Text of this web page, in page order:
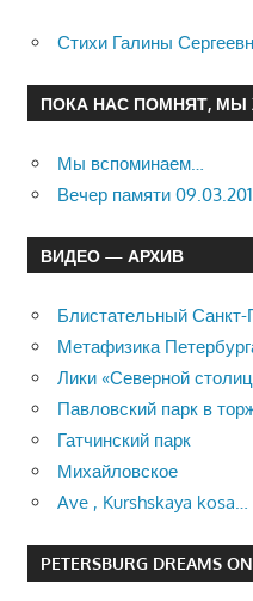
Стихи Галины
ПОКА НАС ПОМНЯТ, МЫ
Мы вспоминаем…
Вечер памяти
ВИДЕО — АРХИВ
Блистательный Санкт-
Метафизика
Лики «Северной
Павловский парк в
Гатчинский парк
Михайловское
Ave , Kurshskaya kosa…
PETERSBURG DREAMS